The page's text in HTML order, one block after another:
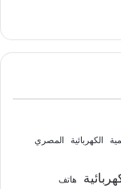
الكهربائية المصري
هاتف